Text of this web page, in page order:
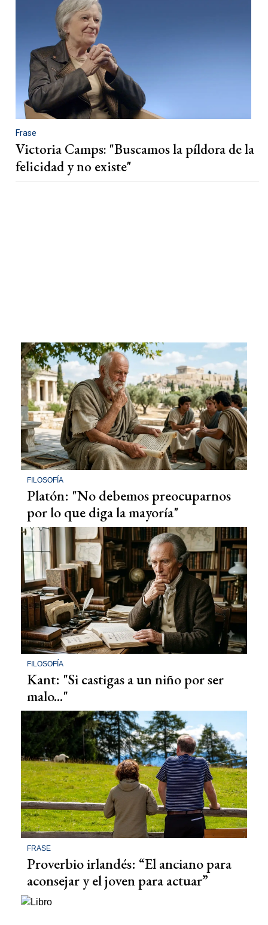
Frase
Victoria Camps: "Buscamos la píldora de la
felicidad y no existe"
FILOSOFÍA
Platón: "No debemos preocuparnos
por lo que diga la mayoría"
FILOSOFÍA
Kant: "Si castigas a un niño por ser
malo..."
FRASE
Proverbio irlandés: “El anciano para
aconsejar y el joven para actuar”